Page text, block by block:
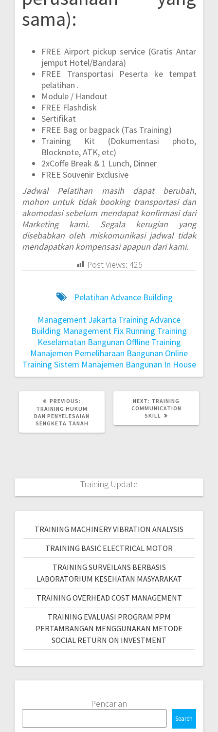
sama):
FREE Airport pickup service (Gratis Antar
jemput Hotel/Bandara)
FREE Transportasi Peserta ke tempat
pelatihan .
Module / Handout
FREE Flashdisk
Sertifikat
FREE Bag or bagpack (Tas Training)
Training Kit (Dokumentasi photo,
Blocknote, ATK, etc)
2xCoffe Break & 1 Lunch, Dinner
FREE Souvenir Exclusive
Jadwal Pelatihan masih dapat berubah,
mohon untuk tidak booking transportasi dan
akomodasi sebelum mendapat konfirmasi dari
Marketing kami. Segala kerugian yang
disebabkan oleh miskomunikasi jadwal tidak
mendapatkan kompensasi apapun dari kami.
Post Views: 425
Pelatihan Advance Building
Management Jakarta Training Advance
Building Management Fix Running Training
Keselamatan Bangunan Offline Training
Manajemen Pemeliharaan Bangunan Online
Training Sistem Manajemen Bangunan In House
PREVIOUS:
TRAINING HUKUM
DAN PENYELESAIAN
SENGKETA TANAH
NEXT: TRAINING
COMMUNICATION
SKILL
Training Update
TRAINING MACHINERY VIBRATION ANALYSIS
TRAINING BASIC ELECTRICAL MOTOR
TRAINING SURVEILANS BERBASIS
LABORATORIUM KESEHATAN MASYARAKAT
TRAINING OVERHEAD COST MANAGEMENT
TRAINING EVALUASI PROGRAM PPM
PERTAMBANGAN MENGGUNAKAN METODE
SOCIAL RETURN ON INVESTMENT
Pencarian
Search